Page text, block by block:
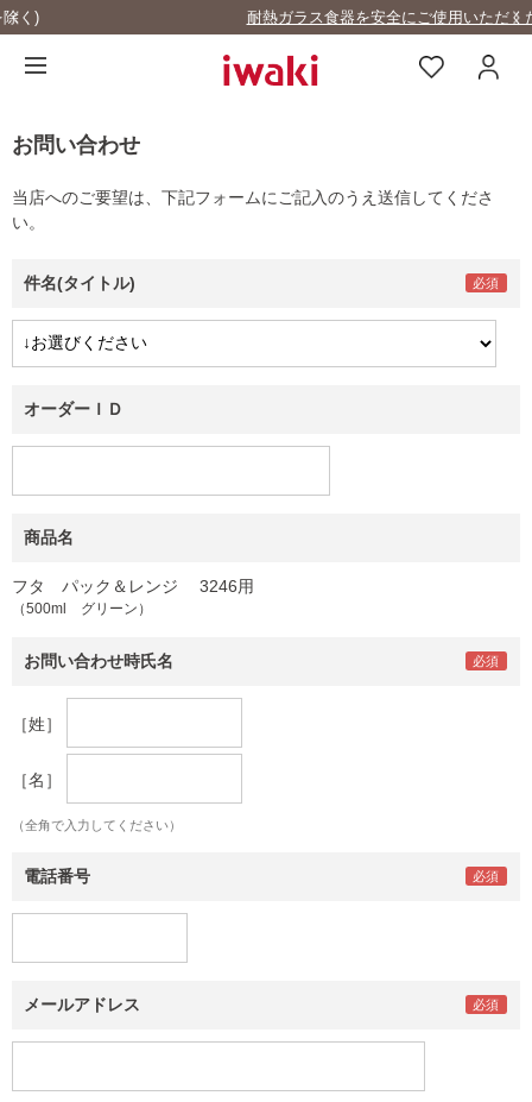
耐熱ガラス食器を安全にご使用いただくために
お問い合わせ
当店へのご要望は、下記フォームにご記入のうえ送信してくださ
い。
件名(タイトル)
オーダーＩＤ
商品名
フタ パック＆レンジ 3246用
（500ml グリーン）
お問い合わせ時氏名
［姓］
［名］
（全角で入力してください）
電話番号
メールアドレス